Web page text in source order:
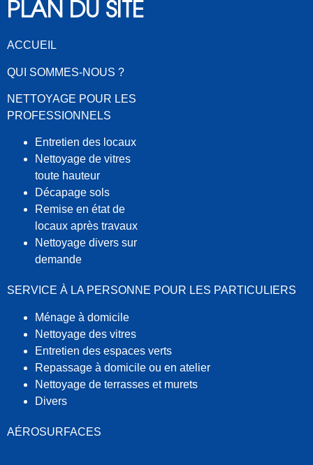
PLAN DU SITE
ACCUEIL
QUI SOMMES-NOUS ?
NETTOYAGE POUR LES
PROFESSIONNELS
Entretien des locaux
Nettoyage de vitres
toute hauteur
Décapage sols
Remise en état de
locaux après travaux
Nettoyage divers sur
demande
SERVICE À LA PERSONNE POUR LES PARTICULIERS
Ménage à domicile
Nettoyage des vitres
Entretien des espaces verts
Repassage à domicile ou en atelier
Nettoyage de terrasses et murets
Divers
AÉROSURFACES